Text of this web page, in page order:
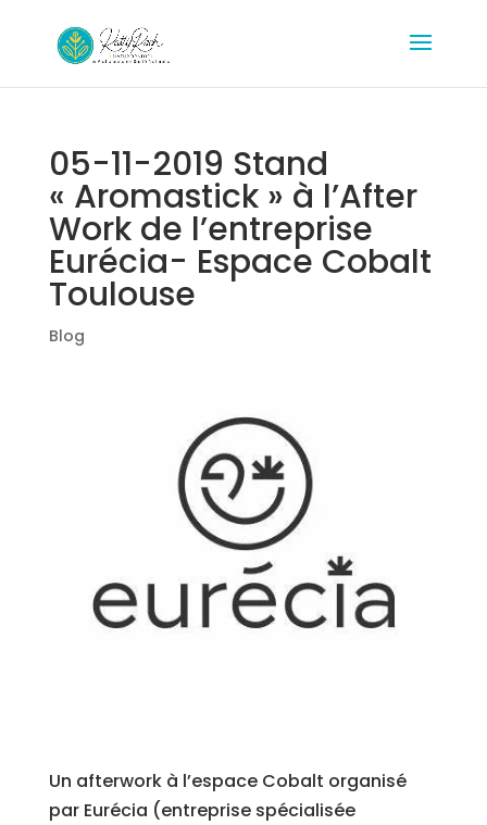
05-11-2019 Stand
« Aromastick » à l’After
Work de l’entreprise
Eurécia- Espace Cobalt
Toulouse
Blog
Un afterwork à l’espace Cobalt organisé
par Eurécia (entreprise spécialisée